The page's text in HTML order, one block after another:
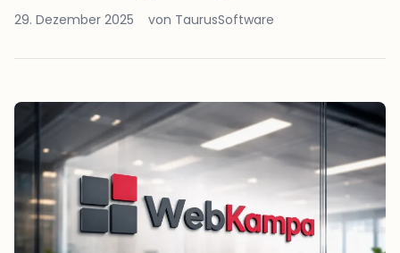
29. Dezember 2025 von TaurusSoftware